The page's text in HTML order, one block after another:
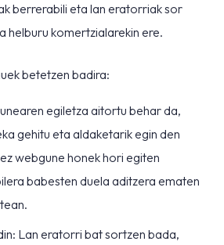
berrerabili eta lan eratorriak sor
helburu komertzialarekin ere.
betetzen badira:
egiletza aitortu behar da,
gehitu eta aldaketarik egin den
webgune honek hori egiten
babesten duela aditzera ematen
Lan eratorri bat sortzen bada,